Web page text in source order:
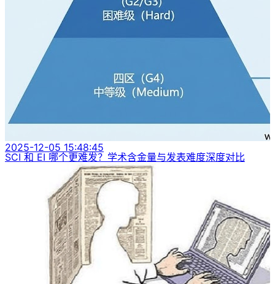
2025-12-05 15:48:45
SCI 和 EI 哪个更难发？学术含金量与发表难度深度对比